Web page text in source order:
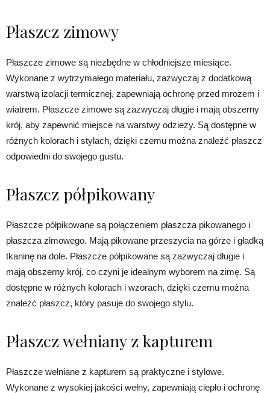
Płaszcz zimowy
Płaszcze zimowe są niezbędne w chłodniejsze miesiące.
Wykonane z wytrzymałego materiału, zazwyczaj z dodatkową
warstwą izolacji termicznej, zapewniają ochronę przed mrozem i
wiatrem. Płaszcze zimowe są zazwyczaj długie i mają obszerny
krój, aby zapewnić miejsce na warstwy odzieży. Są dostępne w
różnych kolorach i stylach, dzięki czemu można znaleźć płaszcz
odpowiedni do swojego gustu.
Płaszcz półpikowany
Płaszcze półpikowane są połączeniem płaszcza pikowanego i
płaszcza zimowego. Mają pikowane przeszycia na górze i gładką
tkaninę na dole. Płaszcze półpikowane są zazwyczaj długie i
mają obszerny krój, co czyni je idealnym wyborem na zimę. Są
dostępne w różnych kolorach i wzorach, dzięki czemu można
znaleźć płaszcz, który pasuje do swojego stylu.
Płaszcz wełniany z kapturem
Płaszcze wełniane z kapturem są praktyczne i stylowe.
Wykonane z wysokiej jakości wełny, zapewniają ciepło i ochronę